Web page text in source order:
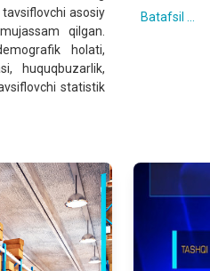
asosiy
qilgan.
holati,
huquqbuzarlik,
statistik
Batafsil ...